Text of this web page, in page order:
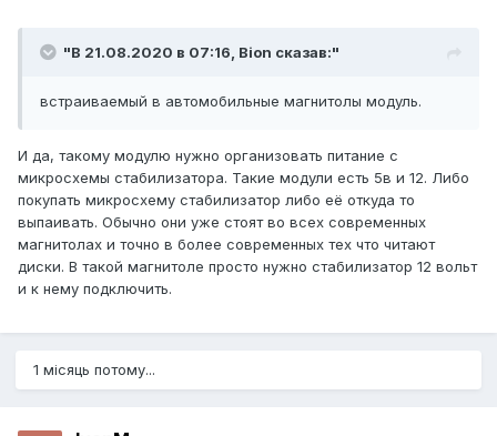
"В 21.08.2020 в 07:16, Bion сказав:"
встраиваемый в автомобильные магнитолы модуль.
И да, такому модулю нужно организовать питание с
микросхемы стабилизатора. Такие модули есть 5в и 12. Либо
покупать микросхему стабилизатор либо её откуда то
выпаивать. Обычно они уже стоят во всех современных
магнитолах и точно в более современных тех что читают
диски. В такой магнитоле просто нужно стабилизатор 12 вольт
и к нему подключить.
1 місяць потому...